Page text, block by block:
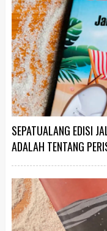
SEPATUALANG EDISI
ADALAH TENTANG